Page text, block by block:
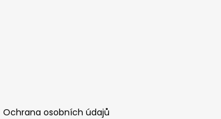
Ochrana osobních údajů